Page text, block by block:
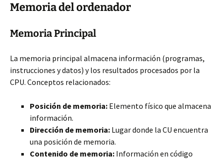
Memoria del ordenador
Memoria Principal
La memoria principal almacena información (programas,
instrucciones y datos) y los resultados procesados por la
CPU. Conceptos relacionados:
Posición de memoria: Elemento físico que almacena
información.
Dirección de memoria: Lugar donde la CU encuentra
una posición de memoria.
Contenido de memoria: Información en código